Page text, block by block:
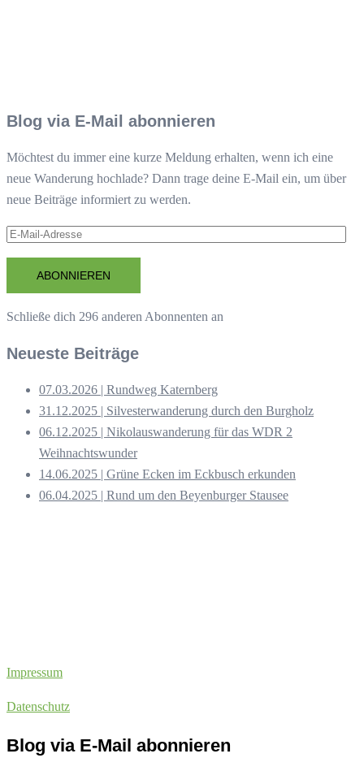
Blog via E-Mail abonnieren
Möchtest du immer eine kurze Meldung erhalten, wenn ich eine
neue Wanderung hochlade? Dann trage deine E-Mail ein, um über
neue Beiträge informiert zu werden.
E-
AdresseABONNIEREN
Schließe dich 296 anderen Abonnenten an
Neueste Beiträge
07.03.2026 | Rundweg Katernberg
31.12.2025 | Silvesterwanderung durch den Burgholz
06.12.2025 | Nikolauswanderung für das WDR 2
Weihnachtswunder
14.06.2025 | Grüne Ecken im Eckbusch erkunden
06.04.2025 | Rund um den Beyenburger Stausee
Impressum
Datenschutz
Blog via E-Mail abonnieren